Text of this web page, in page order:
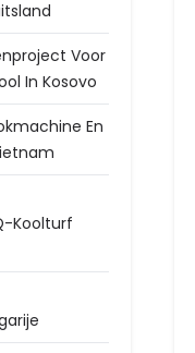
Voor
In Kosovo
En
Koolturf